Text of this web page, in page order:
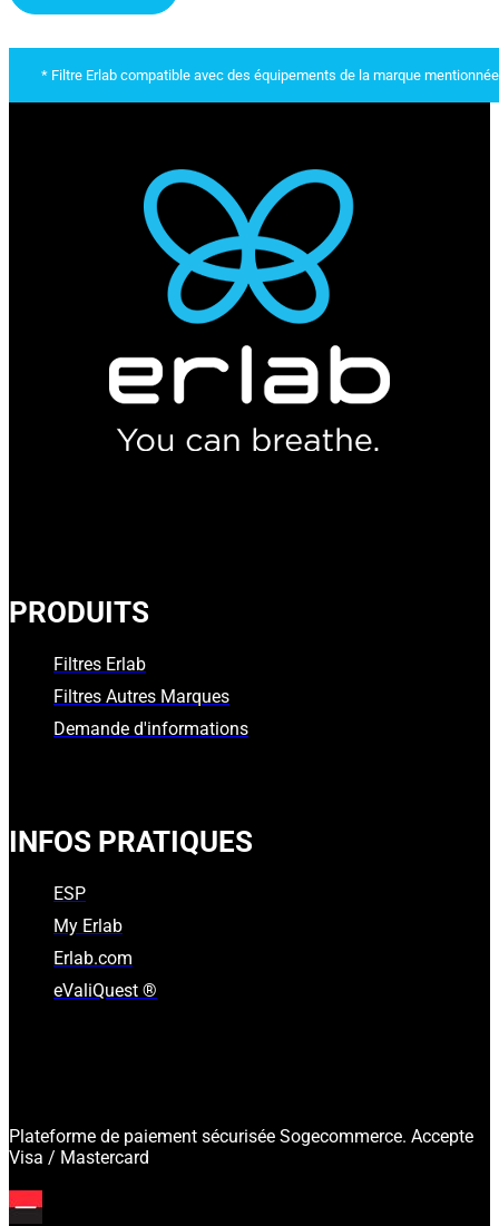
* Filtre Erlab compatible avec des équipements de la marque
PRODUITS
Filtres Erlab
Filtres Autres Marques
Demande d'informations
INFOS PRATIQUES
ESP
My Erlab
Erlab.com
eValiQuest ®
Plateforme de paiement sécurisée Sogecommerce. Accepte
Visa / Mastercard